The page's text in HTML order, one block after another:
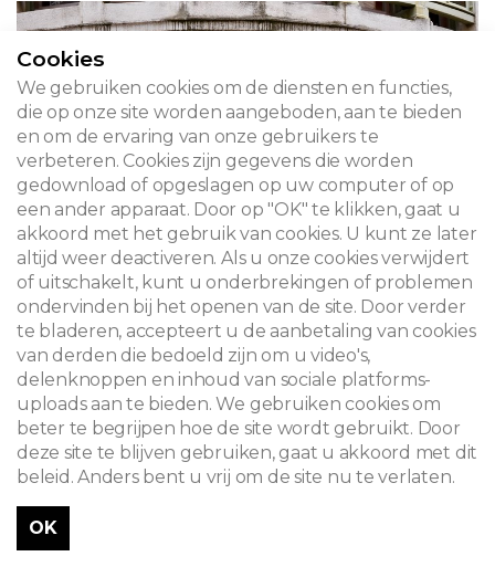
Herenhuis Tassel
Paul Emile Jansonstraat 6 - Brussel
Cookies
We gebruiken cookies om de diensten en functies,
die op onze site worden aangeboden, aan te bieden
en om de ervaring van onze gebruikers te
verbeteren. Cookies zijn gegevens die worden
gedownload of opgeslagen op uw computer of op
een ander apparaat. Door op "OK" te klikken, gaat u
akkoord met het gebruik van cookies. U kunt ze later
altijd weer deactiveren. Als u onze cookies verwijdert
of uitschakelt, kunt u onderbrekingen of problemen
ondervinden bij het openen van de site. Door verder
te bladeren, accepteert u de aanbetaling van cookies
van derden die bedoeld zijn om u video's,
delenknoppen en inhoud van sociale platforms-
uploads aan te bieden. We gebruiken cookies om
beter te begrijpen hoe de site wordt gebruikt. Door
deze site te blijven gebruiken, gaat u akkoord met dit
beleid. Anders bent u vrij om de site nu te verlaten.
OK